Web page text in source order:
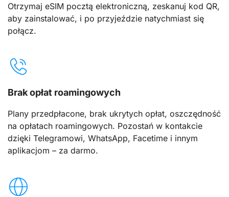
Otrzymaj eSIM pocztą elektroniczną, zeskanuj kod QR,
aby zainstalować, i po przyjeździe natychmiast się
połącz.
Brak opłat roamingowych
Plany przedpłacone, brak ukrytych opłat, oszczędność
na opłatach roamingowych. Pozostań w kontakcie
dzięki Telegramowi, WhatsApp, Facetime i innym
aplikacjom – za darmo.